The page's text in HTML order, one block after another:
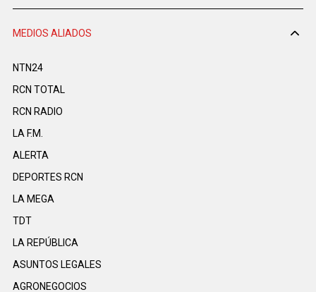
MEDIOS ALIADOS
NTN24
RCN TOTAL
RCN RADIO
LA F.M.
ALERTA
DEPORTES RCN
LA MEGA
TDT
LA REPÚBLICA
ASUNTOS LEGALES
AGRONEGOCIOS